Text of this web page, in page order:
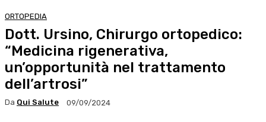
ORTOPEDIA
Dott. Ursino, Chirurgo ortopedico:
“Medicina rigenerativa,
un’opportunità nel trattamento
dell’artrosi”
Da Qui Salute 09/09/2024